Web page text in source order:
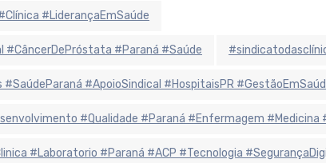
#LiderançaEmSaúde
#CâncerDePróstata #Paraná #Saúde
#SaúdeParaná #ApoioSindical #HospitaisPR
#Qualidade #Paraná #Enfermagem #Medicina
#Laboratorio #Paraná #ACP #Tecnologia